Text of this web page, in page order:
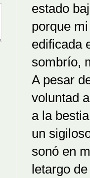
estado
porque
edificada
sombrío,
A pesar
voluntad
a la
un
sonó en
letargo